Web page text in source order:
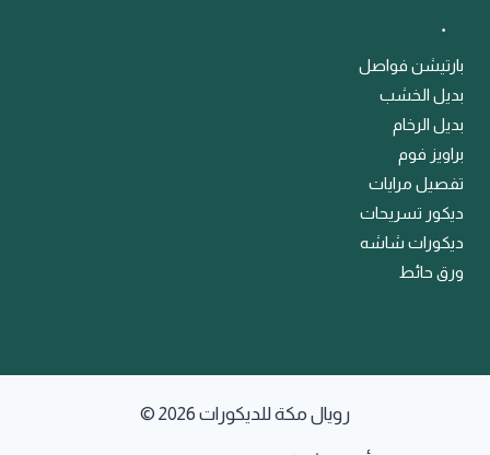
﹒
بارتيشن فواصل
بديل الخشب
بديل الرخام
براويز فوم
تفصيل مرايات
ديكور تسريحات
ديكورات شاشه
ورق حائط
© 2026 رويال مكة للديكورات